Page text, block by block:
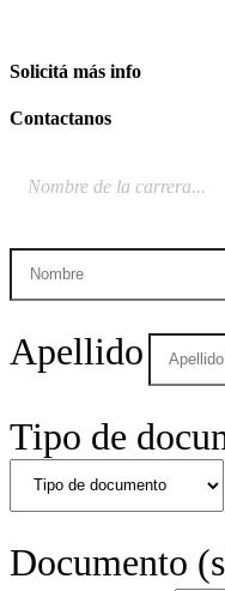
Solicitá más info
Contactanos
Apellido
Tipo de
Documento